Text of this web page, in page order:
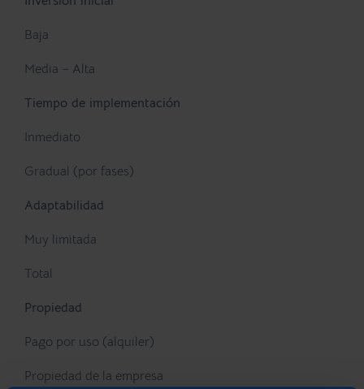
Baja
Media – Alta
Tiempo de implementación
Inmediato
Gradual (por fases)
Adaptabilidad
Muy limitada
Total
Propiedad
Pago por uso (alquiler)
Propiedad de la empresa